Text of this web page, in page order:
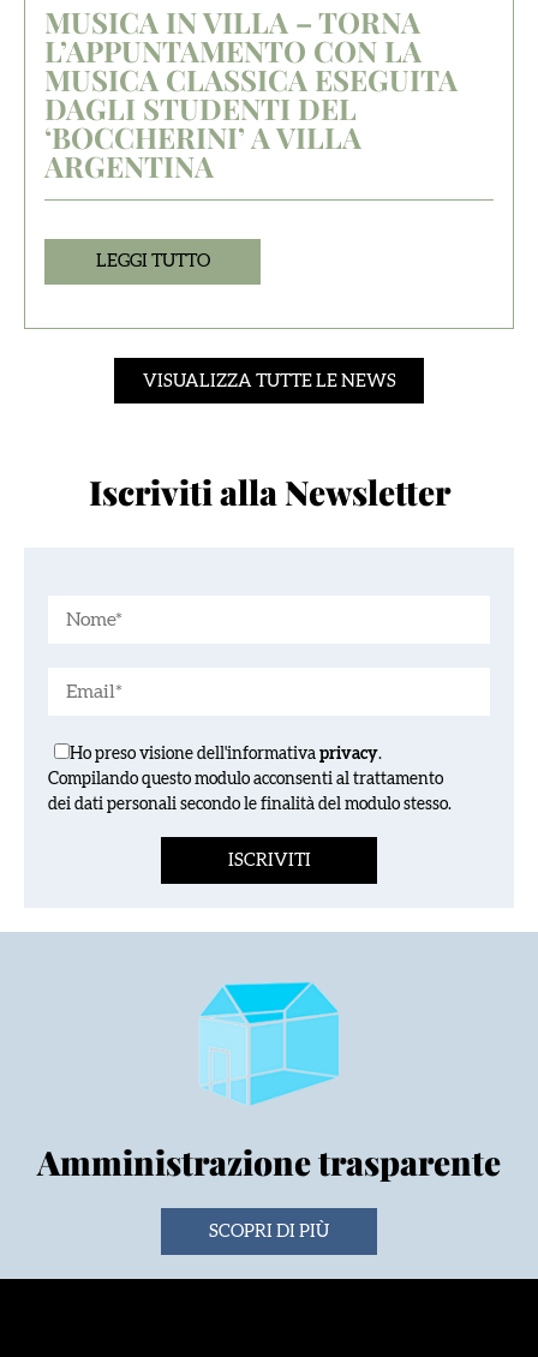
MUSICA IN VILLA – TORNA
L’APPUNTAMENTO CON LA
MUSICA CLASSICA ESEGUITA
DAGLI STUDENTI DEL
‘BOCCHERINI’ A VILLA
ARGENTINA
LEGGI TUTTO
VISUALIZZA TUTTE LE NEWS
Iscriviti alla Newsletter
Ho preso visione dell'informativa privacy.
Compilando questo modulo acconsenti al trattamento
dei dati personali secondo le finalità del modulo stesso.
Amministrazione trasparente
SCOPRI DI PIÙ